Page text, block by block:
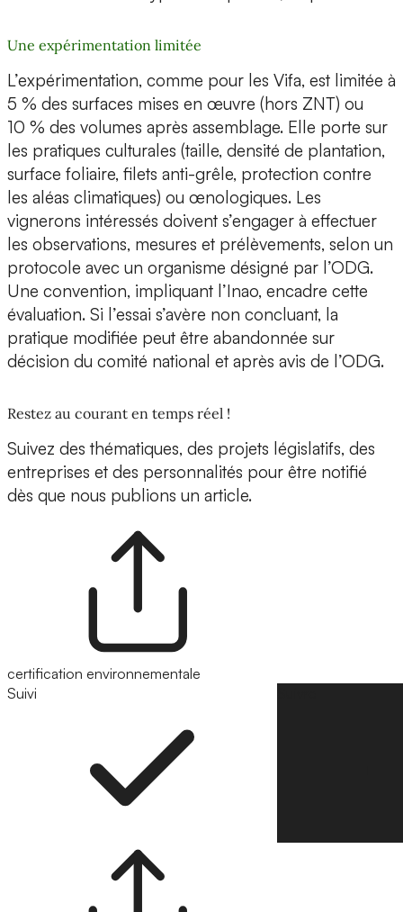
Une expérimentation limitée
L’expérimentation, comme pour les Vifa, est limitée à
5 % des surfaces mises en œuvre (hors ZNT) ou
10 % des volumes après assemblage. Elle porte sur
les pratiques culturales (taille, densité de plantation,
surface foliaire, filets anti-grêle, protection contre
les aléas climatiques) ou œnologiques. Les
vignerons intéressés doivent s’engager à effectuer
les observations, mesures et prélèvements, selon un
protocole avec un organisme désigné par l’ODG.
Une convention, impliquant l’Inao, encadre cette
évaluation. Si l’essai s’avère non concluant, la
pratique modifiée peut être abandonnée sur
décision du comité national et après avis de l’ODG.
Restez au courant en temps réel !
Suivez des thématiques, des projets législatifs, des
entreprises et des personnalités pour être notifié
dès que nous publions un article.
certification environnementale
Suivi